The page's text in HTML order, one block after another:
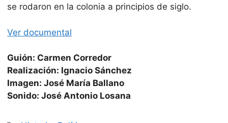
se rodaron en la colonia a principios de siglo.
Ver documental
Guión: Carmen Corredor
Realización: Ignacio Sánchez
Imagen: José María Ballano
Sonido: José Antonio Losana